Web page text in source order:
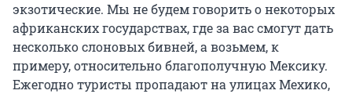
экзотические. Мы не будем говорить о некоторых
африканских государствах, где за вас смогут дать
несколько слоновых бивней, а возьмем, к
примеру, относительно благополучную Мексику.
Ежегодно туристы пропадают на улицах Мехико,